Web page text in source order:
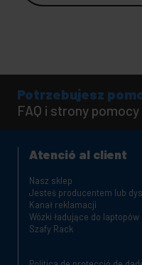
Potrzebujesz
FAQ i strony pomocy
Atenció al client
Nasz sklep
Jesteś producentem lub
Kanał reklamacji
Wózki ładujące do
Szafy Rack